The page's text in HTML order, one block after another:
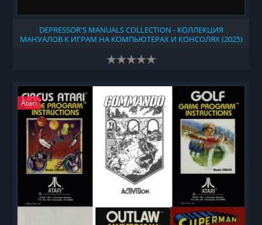
DEPRESSOR'S MANUALS COLLECTION - КОЛЛЕКЦИЯ
МАНУАЛОВ К ИГРАМ НА КОМПЬЮТЕРАХ И КОНСОЛЯХ (2025)
Atari